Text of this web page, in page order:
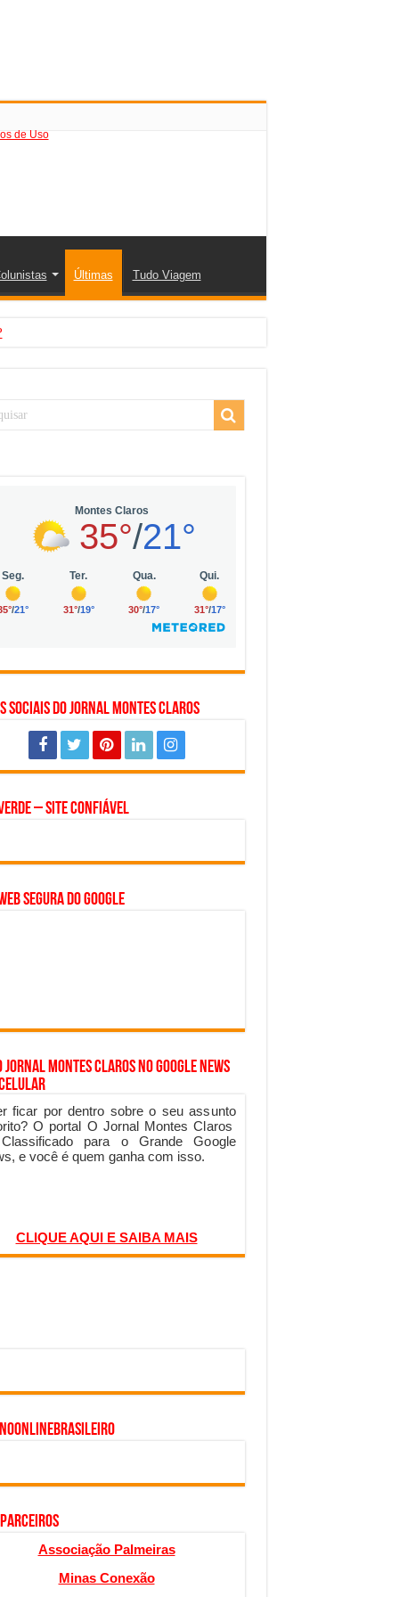
de Uso
Últimas Tudo Viagem
Vila Olímpia, em São Paulo
mil no digital
eólica e hidrogênio verde
Sociais do Jornal Montes Claros
– Site Confiável
SEGURA do GOOGLE
Jornal Montes Claros no Google News
ficar por dentro sobre o seu assunto
O portal O Jornal Montes Claros
para o Grande Google
e você é quem ganha com isso.
CLIQUE AQUI E SAIBA MAIS
Associação Palmeiras
Minas Conexão